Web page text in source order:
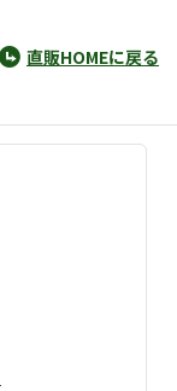
直販HOMEに戻る